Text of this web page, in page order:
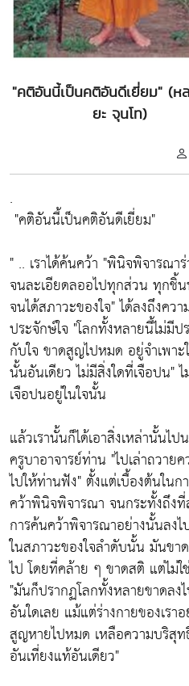
"คติอันนี้เป็นคติอันดีเยี่ยม" (ห
ยะ จุนโท)
.
"คติอันนี้เป็นคติอันดีเยี่ยม"
" .. เราได้ค้นคว้า "พินิจพิจารณา
จนละเอียดลออไปทุกส่วน ทุกชิ้
จนได้สภาวะของใจ"ได้ลงถึงควา
ประจักษ์ใจ "โลกทั้งหลายนี้ไม่มี
กับใจ ขาดสูญไปหมด อยู่จำเพาะ
นั้นอันเดียว ไม่มีสิ่งใดที่เจือปน"
เจือปนอยู่ในใจนั้น
แล้วเรานั้นก็ได้เอาสิ่งเหล่านั้นไป
ครูบาอาจารย์ท่าน "ไปเล่าถวาย
ไปให้ท่านฟัง"ตั้งแต่เบื้องต้นในก
คว้าพินิจพิจารณา จนกระทั้งถึง
การค้นคว้าพิจารณาอย่างนั้นลง
ในสภาวะของใจลำดับนั้น มันขา
ไป โดยที่คล้าย ๆ ขาดสติ แต่ไม่ใ
"มันก็ปรากฏโลกทั้งหลายขาดลง
อันใดเลย แม้แต่ร่างกายของเรา
สูญหายไปหมด เหลือความบริสุท
อันเที่ยงแท้อันเดียว"